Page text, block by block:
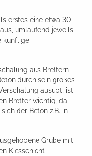
erstes eine etwa 30
umlaufend jeweils
künftige
aus Brettern
durch sein großes
ausübt, ist
Bretter wichtig, da
der Beton z.B. in
Grube mit
Kiesschicht